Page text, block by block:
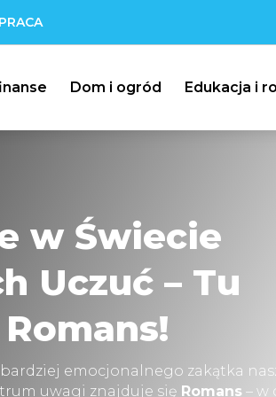
Dom i ogród Edukacja i
w Świecie
Uczuć – Tu
emocjonalnego zakątka
uwagi znajduje się Romans – w